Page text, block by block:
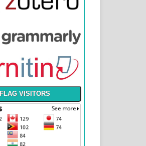
FLAG VISITORS